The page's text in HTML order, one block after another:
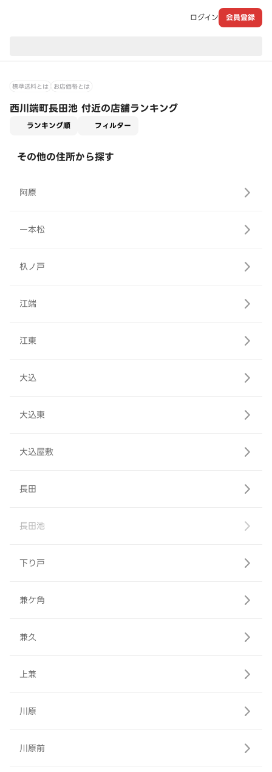
ログイン 会員登録
標準送料とは お店価格とは
西川端町長田池 付近の店舗ランキング
ランキング順 フィルター
その他の住所から探す
阿原
一本松
杁ノ戸
江端
江東
大込
大込東
大込屋敷
長田
長田池
下り戸
兼ケ角
兼久
上兼
川原
川原前